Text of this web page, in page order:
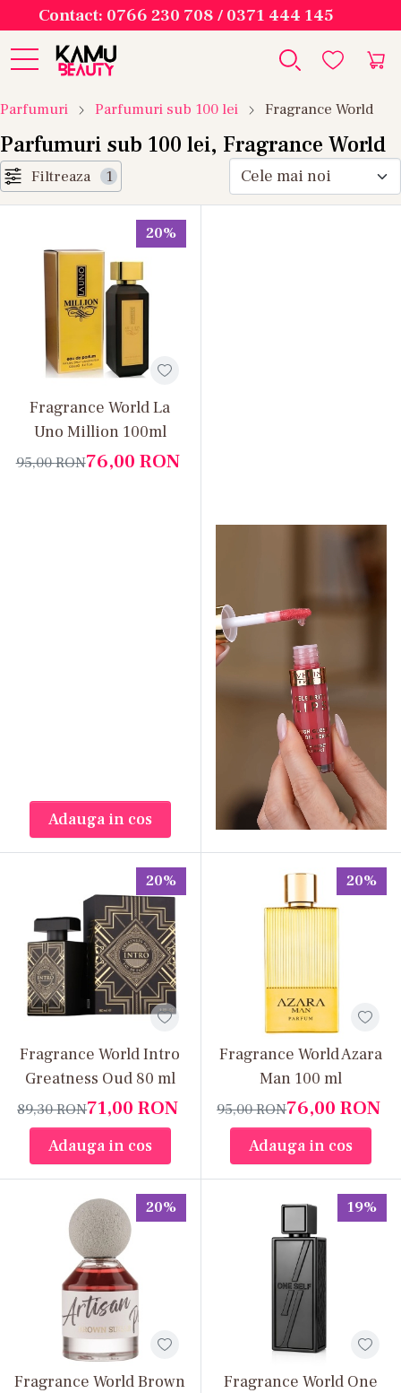
Contact: 0766 230 708 / 0371 444 145
Parfumuri Parfumuri sub 100 lei Fragrance World
Parfumuri sub 100 lei, Fragrance World
Filtreaza 1
20%
Fragrance World La
Uno Million 100ml
76,00 RON
95,00RON
Adauga in cos
20%
Fragrance World Intro
Greatness Oud 80 ml
71,00RON
89,30RON
Adauga in cos
20%
Fragrance World Azara
Man 100 ml
76,00RON
95,00RON
Adauga in cos
20%
Fragrance World Brown
19%
Fragrance World One